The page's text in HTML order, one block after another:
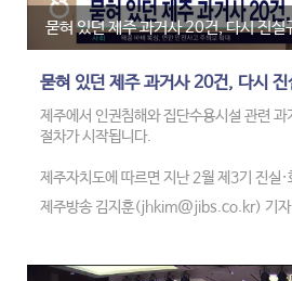
묻혀 있던 제주 과거사 20건, 다시 진실
묻혀 있던 제주 과거사 20건, 다시 진
제주에서 인권침해와 집단수용시설 관련
절차가 시작됩니다.
제주자치도에 따르면 지난 2월 제3기 진실
회 출범 이후 도내에서 인권침해와 조작 의
5건이 접수됐습니다.
제주방송 김지훈(jhkim@jibs.co.kr) 기자